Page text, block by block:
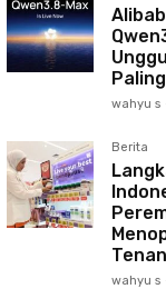
wahyu s
Berita
wahyu s